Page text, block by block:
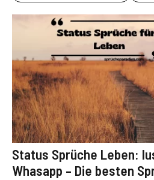
Status Sprüche Leben:
Whasapp – Die besten